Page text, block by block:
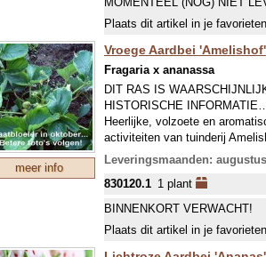
Plaats dit artikel in je
meer info
Vroege Aardbei 'Amelishof'
Fragaria x ananassa
DIT RAS IS
HISTORISCHE INFORMATIE…
Heerlijke, volzoete en
activiteiten van tuinderij
de huidige tuinders! Voorlopig
mondjesmaat leverbaar zijn. In
welke in september wordt
Leveringsmaanden:
830120.1 1 plant
BINNENKORT VERWACHT!
Plaats dit artikel in je